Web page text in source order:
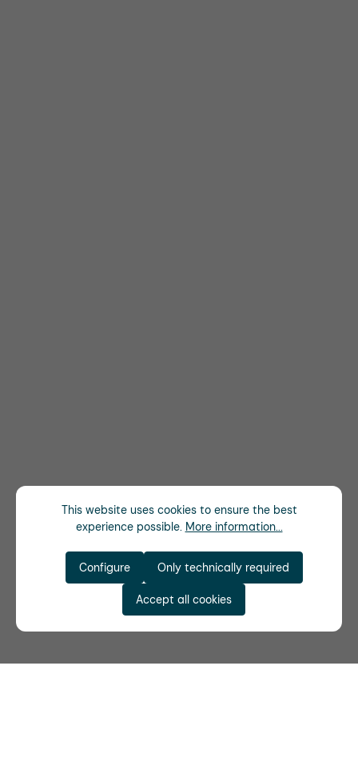
This website uses cookies to ensure the best
experience possible. More information...
Only technically required
Configure
Accept all cookies